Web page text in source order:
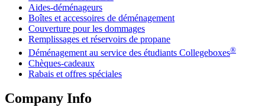
Aides-déménageurs
Boîtes et accessoires de déménagement
Couverture pour les dommages
Remplissages et réservoirs de propane
Déménagement au service des étudiants Collegeboxes®
Chèques-cadeaux
Rabais et offres spéciales
Company Info